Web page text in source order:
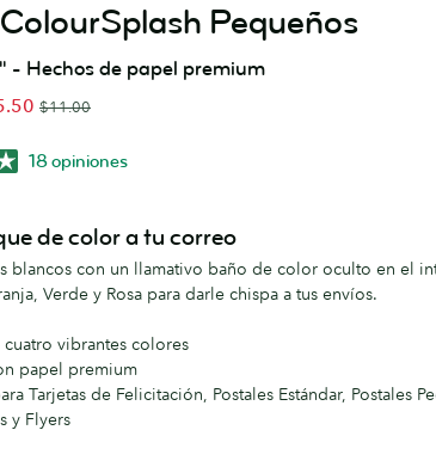
Pequeños
- Hechos de papel premium
$11.00
18 opiniones
de color a tu correo
blancos con un llamativo baño de color oculto en el
Verde y Rosa para darle chispa a tus envíos.
vibrantes colores
papel premium
Tarjetas de Felicitación, Postales Estándar, Postales
y Flyers